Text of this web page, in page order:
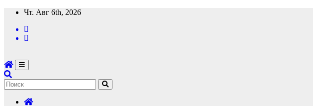
Перейти
содержимому
Чт. Авг 6th, 2026